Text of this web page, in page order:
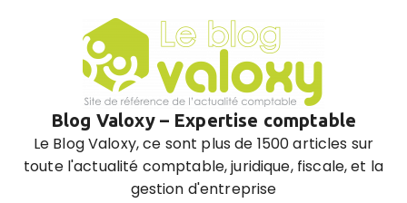
Blog Valoxy – Expertise comptable
Le Blog Valoxy, ce sont plus de 1500 articles sur
toute l'actualité comptable, juridique, fiscale, et la
gestion d'entreprise